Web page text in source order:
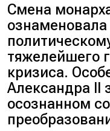
Смена
тяжелейшего
кризиса.
Александра II
осознанном